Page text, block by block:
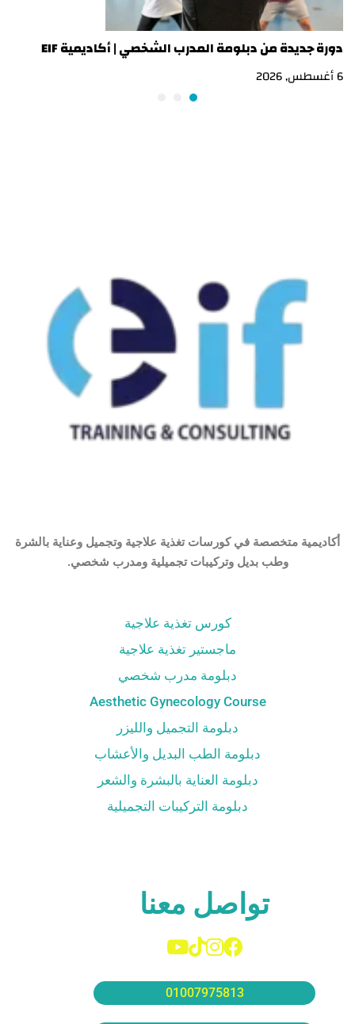
دورة جديدة من دبلومة المدرب الشخصي | أكاديمية EIF
6 أغسطس, 2026
أكاديمية متخصصة في كورسات تغذية علاجية وتجميل وعناية بالشرة
وطب بديل وتركيبات تجميلية ومدرب شخصي.
كورس تغذية علاجية
ماجستير تغذية علاجية
دبلومة مدرب شخصي
Aesthetic Gynecology Course
دبلومة التجميل والليزر
دبلومة الطب البديل والأعشاب
دبلومة العناية بالبشرة والشعر
دبلومة التركيبات التجميلية
تواصل معنا
01007975813